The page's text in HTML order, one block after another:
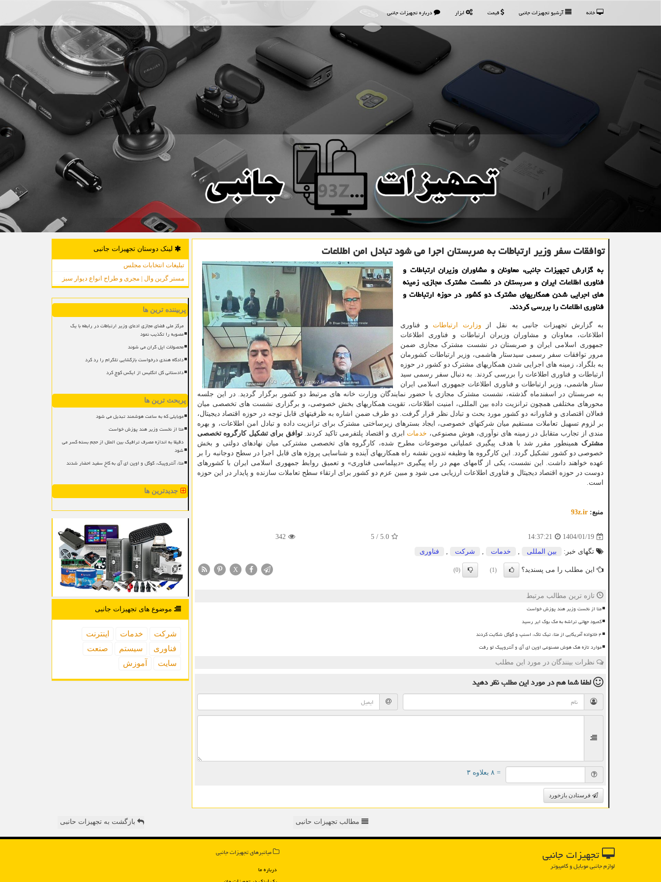
خانه آرشیو تجهیزات جانبی قیمت ابزار درباره تجهیزات جانبی
توافقات سفر وزیر ارتباطات به صربستان اجرا می شود تبادل امن اطلاعات
به گزارش تجهیزات جانبی، معاونان و مشاوران وزیران ارتباطات و
فناوری اطلاعات ایران و صربستان در نشست مشترک مجازی، زمینه
های اجرایی شدن همکاریهای مشترک دو کشور در حوزه ارتباطات و
فناوری اطلاعات را بررسی کردند.
به گزارش تجهیزات جانبی به نقل از وزارت ارتباطات و فناوری
اطلاعات، معاونان و مشاوران وزیران ارتباطات و فناوری اطلاعات
جمهوری اسلامی ایران و صربستان در نشست مشترک مجازی ضمن
مرور توافقات سفر رسمی سیدستار هاشمی، وزیر ارتباطات کشورمان
به بلگراد، زمینه های اجرایی شدن همکاریهای مشترک دو کشور در حوزه
ارتباطات و فناوری اطلاعات را بررسی کردند. به دنبال سفر رسمی سید
ستار هاشمی، وزیر ارتباطات و فناوری اطلاعات جمهوری اسلامی ایران
به صربستان در اسفندماه گذشته، نشست مشترک مجازی با حضور نمایندگان وزارت خانه های مرتبط دو کشور برگزار گردید. در این جلسه
محورهای مختلفی همچون ترانزیت داده بین المللی، امنیت اطلاعات، تقویت همکاریهای بخش خصوصی، و برگزاری نشست های تخصصی میان
فعالان اقتصادی و فناورانه دو کشور مورد بحث و تبادل نظر قرار گرفت. دو طرف ضمن اشاره به ظرفیتهای قابل توجه در حوزه اقتصاد دیجیتال،
بر لزوم تسهیل تعاملات مستقیم میان شرکتهای خصوصی، ایجاد بسترهای زیرساختی مشترک برای ترانزیت داده و تبادل امن اطلاعات، و بهره
مندی از تجارب متقابل در زمینه های نوآوری، هوش مصنوعی، خدمات ابری و اقتصاد پلتفرمی تاکید کردند.توافق برای تشکیل کارگروه تخصصی
مشترک همینطور مقرر شد با هدف پیگیری عملیاتی موضوعات مطرح شده، کارگروه های تخصصی مشترکی میان نهادهای دولتی و بخش
خصوصی دو کشور تشکیل گردد. این کارگروه ها وظیفه تدوین نقشه راه همکاریهای آینده و شناسایی پروژه های قابل اجرا در سطح دوجانبه را بر
عهده خواهند داشت. این نشست، یکی از گامهای مهم در راه پیگیری «دیپلماسی فناوری» و تعمیق روابط جمهوری اسلامی ایران با کشورهای
دوست در حوزه اقتصاد دیجیتال و فناوری اطلاعات ارزیابی می شود و مبین عزم دو کشور برای ارتقاء سطح تعاملات سازنده و پایدار در این حوزه
است.
منبع: 93z.ir
1404/01/19
14:37:21
5.0
/
5
342
تگهای خبر: بین المللی , خدمات , شركت , فناوری
این مطلب را می پسندید؟ (1)
(0)
X
تازه ترین مطالب مرتبط
متا از نخست وزیر هند پوزش خواست
کمبود جهانی تراشه به مک بوک ایر رسید
۴ خانواده آمریکایی از متا، تیک تاک، اسنپ و گوگل شکایت کردند
موارد تازه هک هوش مصنوعی اوپن ای آی و آنتروپیک لو رفت
نظرات بینندگان در مورد این مطلب
لطفا شما همدر مورد این مطلبنظر دهید
= ۸ بعلاوه ۳
فرستادن بازخورد
لینک دوستان تجهیزات جانبی
تبلیغات انتخابات مجلس
مستر گرین وال | مجری و طراح انواع دیوار سبز
پربیننده ترین ها
مرکز ملی فضای مجازی ادعای وزیر ارتباطات در رابطه با یک
مصوبه را تکذیب نمود
محصولات اپل گران می شوند
دادگاه هندی درخواست بازگشایی تلگرام را رد کرد
دادستانی کل انگلیس از ایکس کوچ کرد
پربحث ترین ها
موبایلی که به ساعت هوشمند تبدیل می شود
متا از نخست وزیر هند پوزش خواست
دقیقا به اندازه مصرف ترافیک بین الملل از حجم بسته کسر می
شود
متا، آنتروپیک، گوگل و اوپن ای آی به کاخ سفید احضار شدند
جدیدترین ها
موضوع های تجهیزات جانبی
شركت خدمات
اینترنت
فناوری
سیستم
صنعت
سایت
آموزش
مطالب تجهیزات حانبی بازگشت به تجهیزات حانبی
تجهیزات جانبی
لوازم جانبی موبایل و کامپیوتر
میانبرهای تجهیزات جانبی
درباره ما